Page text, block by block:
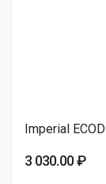
Imperial
3 030.00 ₽